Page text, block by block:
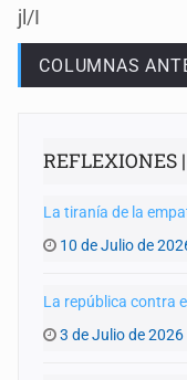
jl/I
COLUMNAS
La tiranía de la
10 de Julio de
La república contra
3 de Julio de 2026